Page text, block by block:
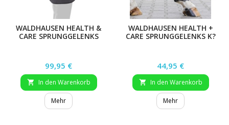
WALDHAUSEN HEALTH &
CARE SPRUNGGELENKS
Preis
99,95 €
 In den Warenkorb
Mehr
WALDHAUSEN HEALTH +
CARE SPRUNGGELENKS K?
Preis
44,95 €
 In den Warenkorb
Mehr